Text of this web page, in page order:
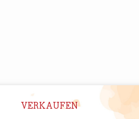
VERKAUFEN